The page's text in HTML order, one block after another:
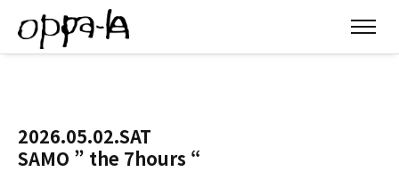
2026.05.02.SAT
SAMO ” the 7hours “